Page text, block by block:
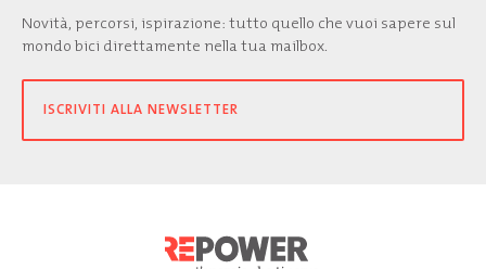
Novità, percorsi, ispirazione: tutto quello che vuoi sapere sul
mondo bici direttamente nella tua mailbox.
ISCRIVITI ALLA NEWSLETTER